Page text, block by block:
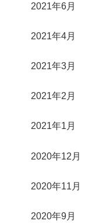
2021年6月
2021年4月
2021年3月
2021年2月
2021年1月
2020年12月
2020年11月
2020年9月